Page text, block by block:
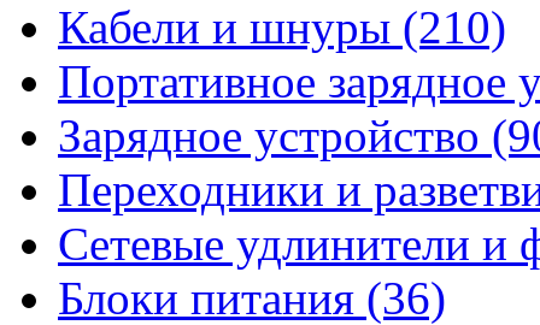
Кабели и шнуры (210)
Портативное зарядное
Зарядное устройство
Переходники и
Сетевые удлинители и
Блоки питания (36)